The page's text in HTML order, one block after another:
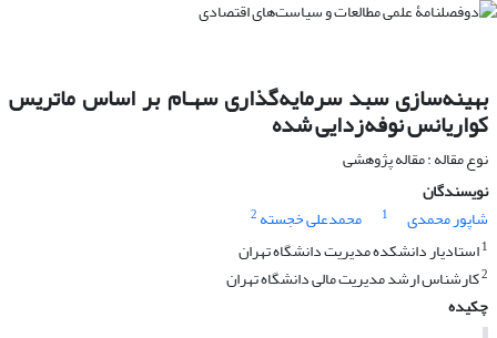
بهینه‌سازی سبد سرمایه‌گذاری سهـام بر اساس‌ ماتریس
کواریانس نوفه‌زدایی شده
نوع مقاله : مقاله پژوهشی
نویسندگان
شاپور محمدی
1 محمدعلی خجسته 2
1استادیار دانشکده مدیریت دانشگاه تهران
2کارشناس ارشد مدیریت مالی دانشگاه تهران
چکیده